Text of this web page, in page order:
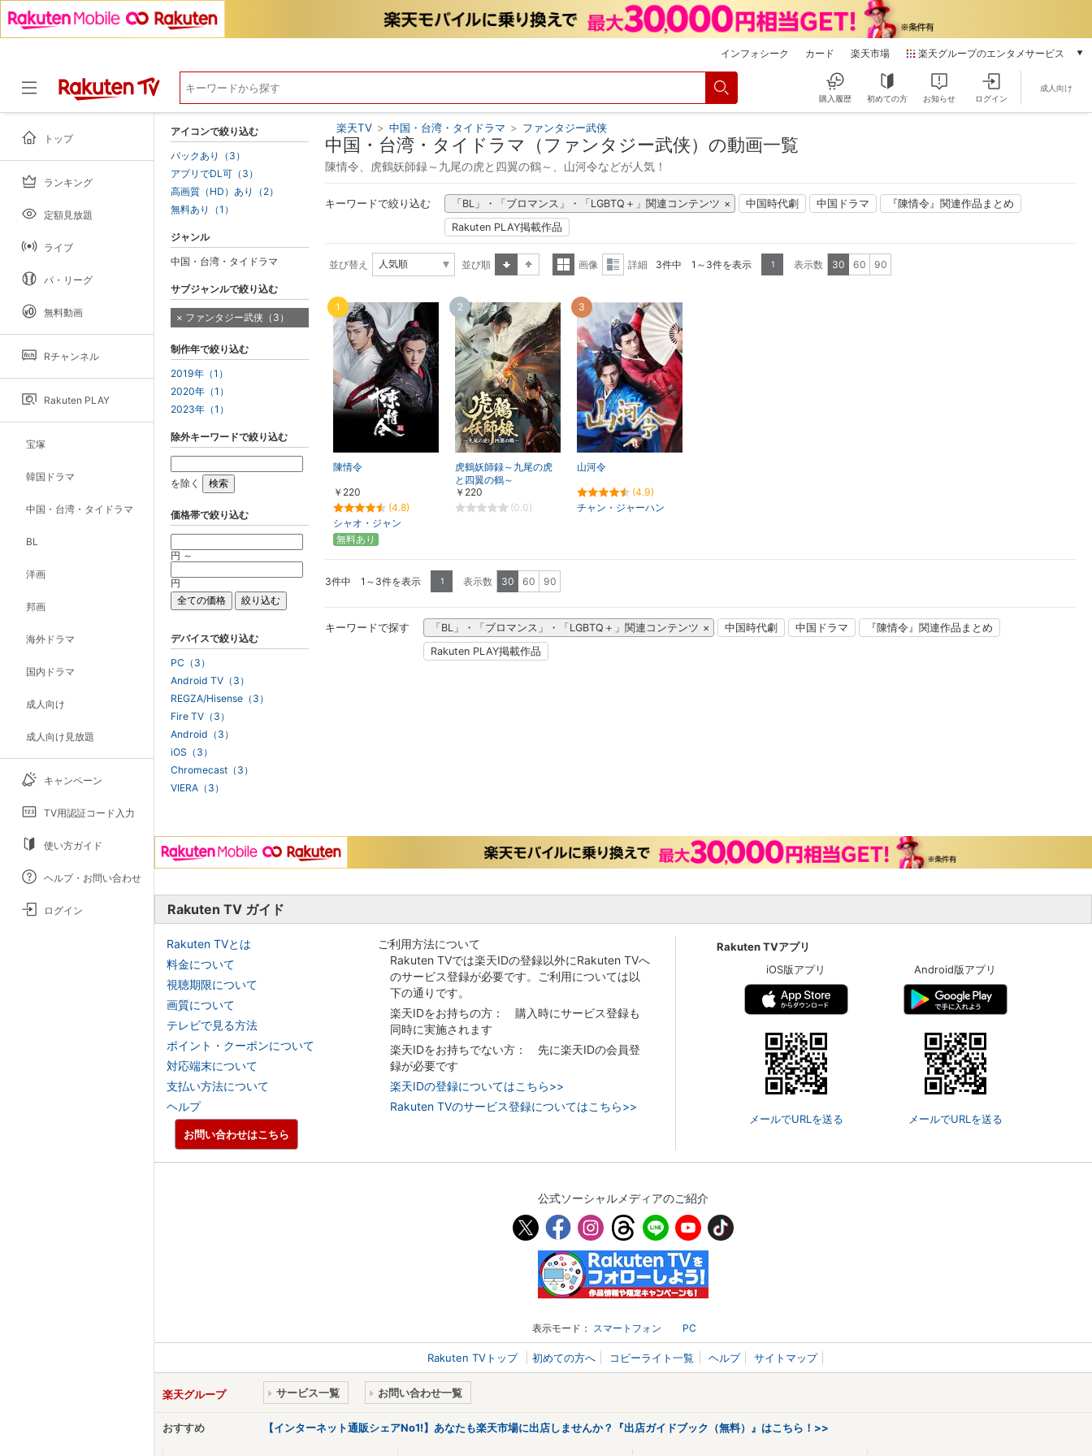
インフォシーク カード 楽天市場 楽天グループのエンタメサービス
本/ゲーム/CD/DVD
雑誌読み放題
楽天マガジン
動画配信
購入履歴 初めての方 お知らせ ログイン
成人向け
トップ
ランキング
定額見放題
ライブ
パ・リーグ
無料動画
Rチャンネル
Rakuten PLAY
宝塚
韓国ドラマ
中国・台湾・タイドラマ
BL
洋画
邦画
海外ドラマ
国内ドラマ
成人向け
成人向け見放題
キャンペーン
TV用認証コード入力
使い方ガイド
ヘルプ・お問い合わせ
ログイン
楽天TV > 中国・台湾・タイドラマ > ファンタジー武侠
中国・台湾・タイドラマ（ファンタジー武侠）の動画一覧
陳情令、虎鶴妖師録～九尾の虎と四翼の鶴～、山河令などが人気！
キーワードで絞り込む 「BL」・「ブロマンス」・「LGBTQ＋」関連コンテンツ 中国時代劇 中国ドラマ
『陳情令』関連作品まとめ
Rakuten PLAY掲載作品
並び替え
並び順
表示
画像
表示
詳細 3件中 1～3件を表示 1 表示数 30 60 90
陳情令
￥220
(4.8)
シャオ・ジャン
1
無料あり
虎鶴妖師録～九尾の虎
と四翼の鶴～
￥220
(0.0)
2
山河令
(4.9)
チャン・ジャーハン
3
3件中 1～3件を表示 1 表示数 30 60 90
キーワードで探す 「BL」・「ブロマンス」・「LGBTQ＋」関連コンテンツ 中国時代劇 中国ドラマ
『陳情令』関連作品まとめ
Rakuten PLAY掲載作品
アイコンで絞り込む
パックあり（3）
アプリでDL可（3）
高画質（HD）あり（2）
無料あり（1）
ジャンル
中国・台湾・タイドラマ
サブジャンルで絞り込む
ファンタジー武侠（3）
制作年で絞り込む
2019年（1）
2020年（1）
2023年（1）
除外キーワードで絞り込む
を除く
価格帯で絞り込む
円 ～
円
デバイスで絞り込む
PC（3）
Android TV（3）
REGZA/Hisense（3）
Fire TV（3）
Android（3）
iOS（3）
Chromecast（3）
VIERA（3）
Rakuten TV ガイド
Rakuten TVとは
料金について
視聴期限について
画質について
テレビで見る方法
ポイント・クーポンについて
対応端末について
支払い方法について
ヘルプ
ご利用方法について
Rakuten TVでは楽天IDの登録以外にRakuten TVへ
のサービス登録が必要です。ご利用については以
下の通りです。
楽天IDをお持ちの方： 購入時にサービス登録も
同時に実施されます
楽天IDをお持ちでない方： 先に楽天IDの会員登
録が必要です
楽天IDの登録についてはこちら>>
Rakuten TVのサービス登録についてはこちら>>
Rakuten TVアプリ
iOS版アプリ
メールでURLを送る
Android版アプリ
メールでURLを送る
お問い合わせはこちら
公式ソーシャルメディアのご紹介
表示モード： スマートフォン PC
Rakuten TVトップ 初めての方へ コピーライト一覧 ヘルプ サイトマップ
楽天グループ サービス一覧 お問い合わせ一覧
おすすめ 【インターネット通販シェアNo1!】あなたも楽天市場に出店しませんか？『出店ガイドブック（無料）』はこちら！>>